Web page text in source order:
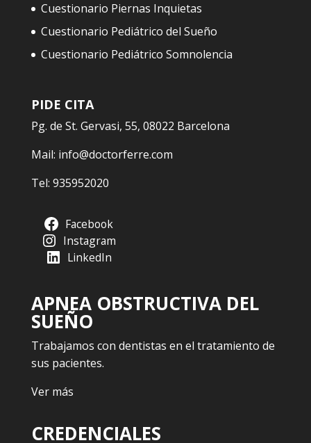
Cuestionario Piernas Inquietas
Cuestionario Pediátrico del Sueño
Cuestionario Pediátrico Somnolencia
PIDE CITA
Pg. de St. Gervasi, 55, 08022 Barcelona
Mail: info@doctorferre.com
Tel: 935952020
Facebook
Instagram
LinkedIn
APNEA OBSTRUCTIVA DEL
SUEÑO
Trabajamos con dentistas en el tratamiento de
sus pacientes.
Ver más
CREDENCIALES